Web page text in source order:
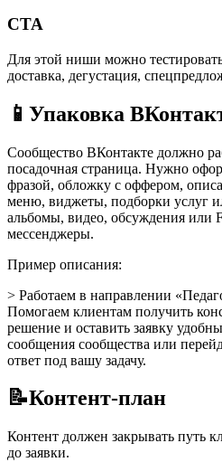
CTA
Для этой ниши можно
доставка, дегустация,
📱 Упаковка
Сообщество ВКонтакте должно
посадочная страница. Нужно
фразой, обложку с оффером,
меню, виджеты, подборки услуг
альбомы, видео, обсуждения или
мессенджеры.
Пример описания:
> Работаем в направлении
Помогаем клиентам получить
решение и оставить заявку
сообщения сообщества или
ответ под вашу задачу.
📝Контент-план
Контент должен закрывать путь
до заявки.